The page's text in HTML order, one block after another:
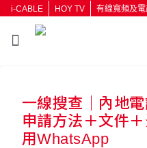
i-CABLE HOY TV 有線寬頻及
按輸
一線搜查｜內地
申請方法＋文件
用WhatsApp